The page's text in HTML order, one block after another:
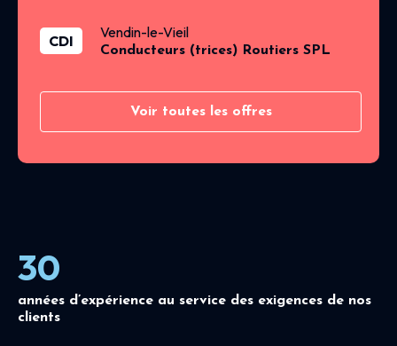
CDI Vendin-le-Vieil
Conducteurs (trices) Routiers SPL
Voir toutes les offres
30
années d’expérience au service des exigences de nos
clients